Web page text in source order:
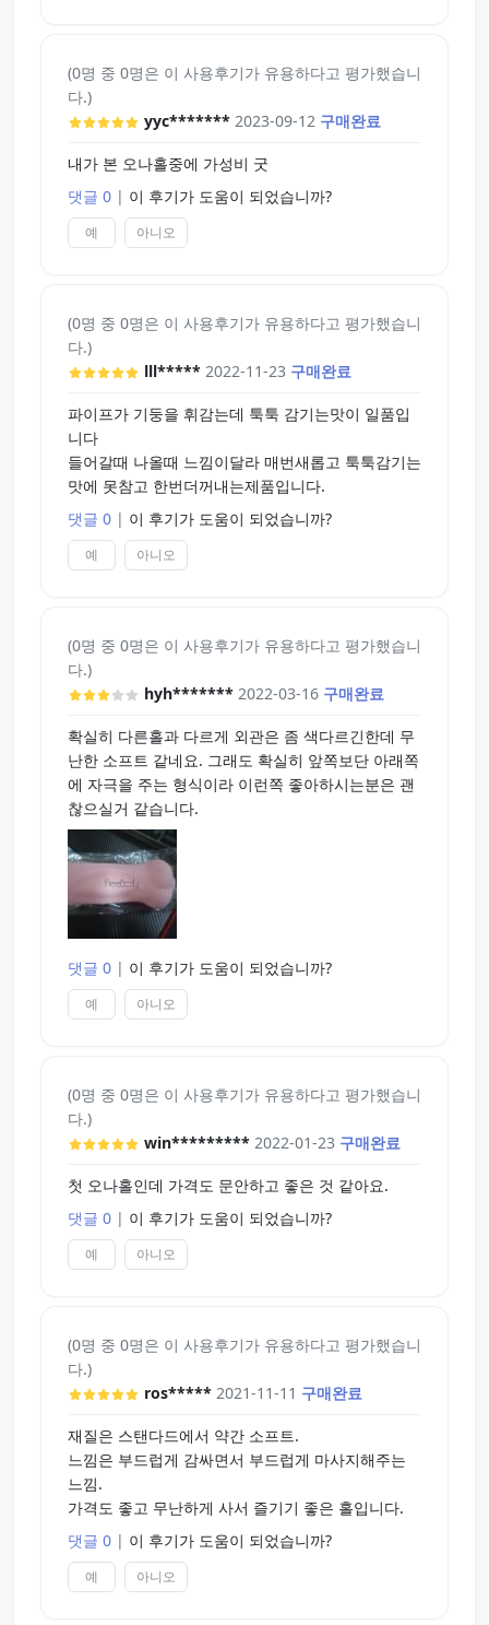
(0명 중 0명은 이 사용후기가 유용하다고 평가했습니
다.)
yyc******* 2023-09-12 구매완료
내가 본 오나홀중에 가성비 굿
댓글 0 | 이 후기가 도움이 되었습니까?
예 아니오
(0명 중 0명은 이 사용후기가 유용하다고 평가했습니
다.)
lll***** 2022-11-23 구매완료
파이프가 기둥을 휘감는데 툭툭 감기는맛이 일품입
니다
들어갈때 나올때 느낌이달라 매번새롭고 툭툭감기는
맛에 못참고 한번더꺼내는제품입니다.
댓글 0 | 이 후기가 도움이 되었습니까?
예 아니오
(0명 중 0명은 이 사용후기가 유용하다고 평가했습니
다.)
hyh******* 2022-03-16 구매완료
확실히 다른홀과 다르게 외관은 좀 색다르긴한데 무
난한 소프트 같네요. 그래도 확실히 앞쪽보단 아래쪽
에 자극을 주는 형식이라 이런쪽 좋아하시는분은 괜
찮으실거 같습니다.
댓글 0 | 이 후기가 도움이 되었습니까?
예 아니오
(0명 중 0명은 이 사용후기가 유용하다고 평가했습니
다.)
win********* 2022-01-23 구매완료
첫 오나홀인데 가격도 문안하고 좋은 것 같아요.
댓글 0 | 이 후기가 도움이 되었습니까?
예 아니오
(0명 중 0명은 이 사용후기가 유용하다고 평가했습니
다.)
ros***** 2021-11-11 구매완료
재질은 스탠다드에서 약간 소프트.
느낌은 부드럽게 감싸면서 부드럽게 마사지해주는
느낌.
가격도 좋고 무난하게 사서 즐기기 좋은 홀입니다.
댓글 0 | 이 후기가 도움이 되었습니까?
예 아니오